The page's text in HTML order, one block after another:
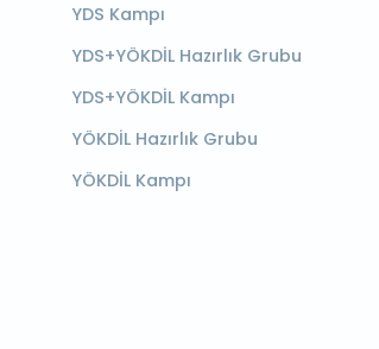
YDS Kampı
YDS+YÖKDİL Hazırlık Grubu
YDS+YÖKDİL Kampı
YÖKDİL Hazırlık Grubu
YÖKDİL Kampı